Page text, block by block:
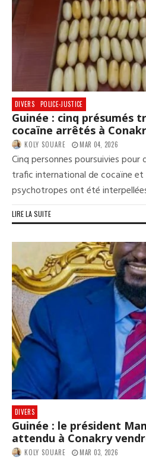
DIVERS POLICE-JUSTICE
Guinée : cinq présumés
cocaïne arrêtés à
KOLY SOUARE MAR 04, 2026
Cinq personnes poursuivies
trafic international de cocaïne et
psychotropes ont été
LIRE LA SUITE
DIVERS
Guinée : le président
attendu à Conakry
KOLY SOUARE MAR 03, 2026